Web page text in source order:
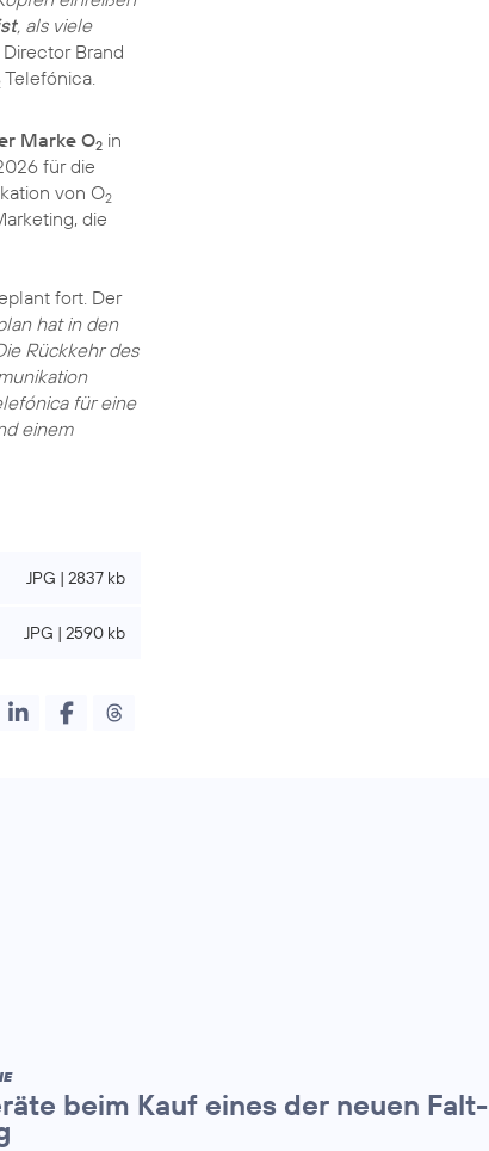
, als viele
Director Brand
Telefónica.
Marke O2 in
für die
von O2
die
fort. Der
hat in den
Rückkehr des
für eine
einem
JPG | 2837 kb
JPG | 2590 kb
beim Kauf eines der neuen Falt-